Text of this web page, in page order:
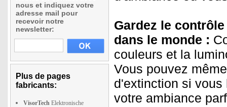
nous et indiquez votre
adresse mail pour
recevoir notre
newsletter:
Plus de pages
fabricants:
VisorTech Elektronische
Gardez le
dans le monde :
couleurs et la
Vous pouvez
d'extinction si
votre ambiance